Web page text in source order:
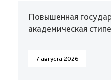
Повышенная
академическая
7 августа 2026